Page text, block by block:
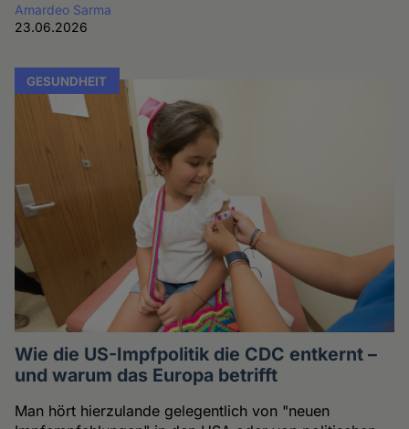
Amardeo Sarma
23.06.2026
GESUNDHEIT
Wie die US-Impfpolitik die CDC entkernt –
und warum das Europa betrifft
Man hört hierzulande gelegentlich von "neuen